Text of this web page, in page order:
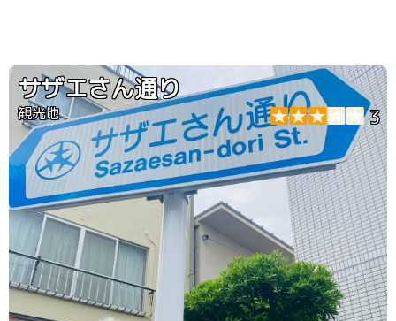
サザエさん通り
観光地 3